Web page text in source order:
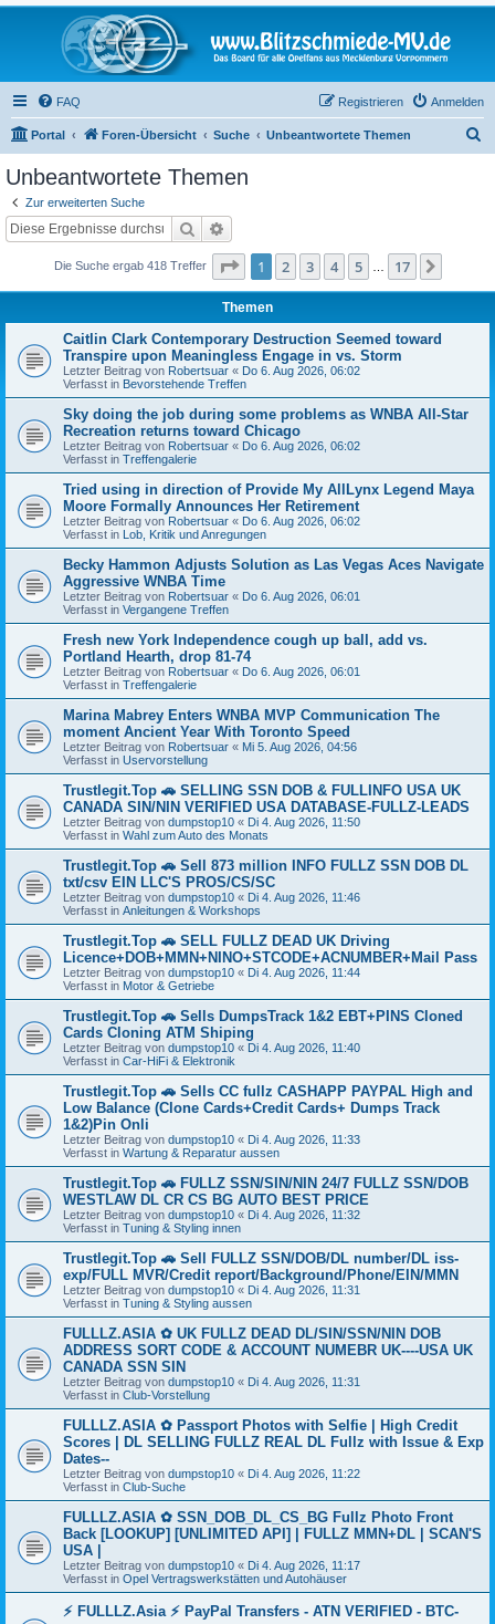
FAQ Anmelden
Registrieren
Portal Foren-Übersicht Suche Unbeantwortete Themen
Unbeantwortete Themen
Zur erweiterten Suche
Suche
Die Suche ergab 418 Treffer Seite 1von 17
1 2 3 4 5 17
Themen
Caitlin Clark Contemporary Destruction Seemed toward
Transpire upon Meaningless Engage in vs. Storm
Letzter Beitrag von Robertsuar « Do 6. Aug 2026, 06:02
Verfasst in Bevorstehende Treffen
Sky doing the job during some problems as WNBA All-Star
Recreation returns toward Chicago
Letzter Beitrag von Robertsuar « Do 6. Aug 2026, 06:02
Verfasst in Treffengalerie
Tried using in direction of Provide My AllLynx Legend Maya
Moore Formally Announces Her Retirement
Letzter Beitrag von Robertsuar « Do 6. Aug 2026, 06:02
Verfasst in Lob, Kritik und Anregungen
Becky Hammon Adjusts Solution as Las Vegas Aces Navigate
Aggressive WNBA Time
Letzter Beitrag von Robertsuar « Do 6. Aug 2026, 06:01
Verfasst in Vergangene Treffen
Fresh new York Independence cough up ball, add vs.
Portland Hearth, drop 81-74
Letzter Beitrag von Robertsuar « Do 6. Aug 2026, 06:01
Verfasst in Treffengalerie
Marina Mabrey Enters WNBA MVP Communication The
moment Ancient Year With Toronto Speed
Letzter Beitrag von Robertsuar « Mi 5. Aug 2026, 04:56
Verfasst in Uservorstellung
Trustlegit.Top 🚗 SELLING SSN DOB & FULLINFO USA UK
CANADA SIN/NIN VERIFIED USA DATABASE-FULLZ-LEADS
Letzter Beitrag von dumpstop10 « Di 4. Aug 2026, 11:50
Verfasst in Wahl zum Auto des Monats
Trustlegit.Top 🚗 Sell 873 million INFO FULLZ SSN DOB DL
txt/csv EIN LLC'S PROS/CS/SC
Letzter Beitrag von dumpstop10 « Di 4. Aug 2026, 11:46
Verfasst in Anleitungen & Workshops
Trustlegit.Top 🚗 SELL FULLZ DEAD UK Driving
Licence+DOB+MMN+NINO+STCODE+ACNUMBER+Mail Pass
Letzter Beitrag von dumpstop10 « Di 4. Aug 2026, 11:44
Verfasst in Motor & Getriebe
Trustlegit.Top 🚗 Sells DumpsTrack 1&2 EBT+PINS Cloned
Cards Cloning ATM Shiping
Letzter Beitrag von dumpstop10 « Di 4. Aug 2026, 11:40
Verfasst in Car-HiFi & Elektronik
Trustlegit.Top 🚗 Sells CC fullz CASHAPP PAYPAL High and
Low Balance (Clone Cards+Credit Cards+ Dumps Track
1&2)Pin Onli
Letzter Beitrag von dumpstop10 « Di 4. Aug 2026, 11:33
Verfasst in Wartung & Reparatur aussen
Trustlegit.Top 🚗 FULLZ SSN/SIN/NIN 24/7 FULLZ SSN/DOB
WESTLAW DL CR CS BG AUTO BEST PRICE
Letzter Beitrag von dumpstop10 « Di 4. Aug 2026, 11:32
Verfasst in Tuning & Styling innen
Trustlegit.Top 🚗 Sell FULLZ SSN/DOB/DL number/DL iss-
exp/FULL MVR/Credit report/Background/Phone/EIN/MMN
Letzter Beitrag von dumpstop10 « Di 4. Aug 2026, 11:31
Verfasst in Tuning & Styling aussen
FULLLZ.ASIA ✿ UK FULLZ DEAD DL/SIN/SSN/NIN DOB
ADDRESS SORT CODE & ACCOUNT NUMEBR UK----USA UK
CANADA SSN SIN
Letzter Beitrag von dumpstop10 « Di 4. Aug 2026, 11:31
Verfasst in Club-Vorstellung
FULLLZ.ASIA ✿ Passport Photos with Selfie | High Credit
Scores | DL SELLING FULLZ REAL DL Fullz with Issue & Exp
Dates--
Letzter Beitrag von dumpstop10 « Di 4. Aug 2026, 11:22
Verfasst in Club-Suche
FULLLZ.ASIA ✿ SSN_DOB_DL_CS_BG Fullz Photo Front
Back [LOOKUP] [UNLIMITED API] | FULLZ MMN+DL | SCAN'S
USA |
Letzter Beitrag von dumpstop10 « Di 4. Aug 2026, 11:17
Verfasst in Opel Vertragswerkstätten und Autohäuser
⚡ FULLLZ.Asia ⚡ PayPal Transfers - ATN VERIFIED - BTC-